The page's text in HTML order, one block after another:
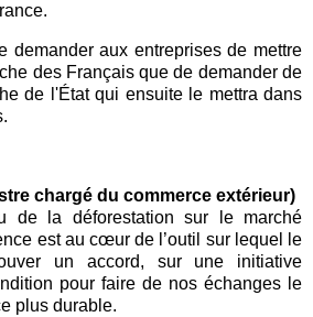
demander aux entreprises de mettre
des Français que de demander de
de l'État qui ensuite le mettra dans
chargé du commerce extérieur)
de la déforestation sur le marché
est au cœur de l’outil sur lequel le
un accord, sur une initiative
pour faire de nos échanges le
plus durable.